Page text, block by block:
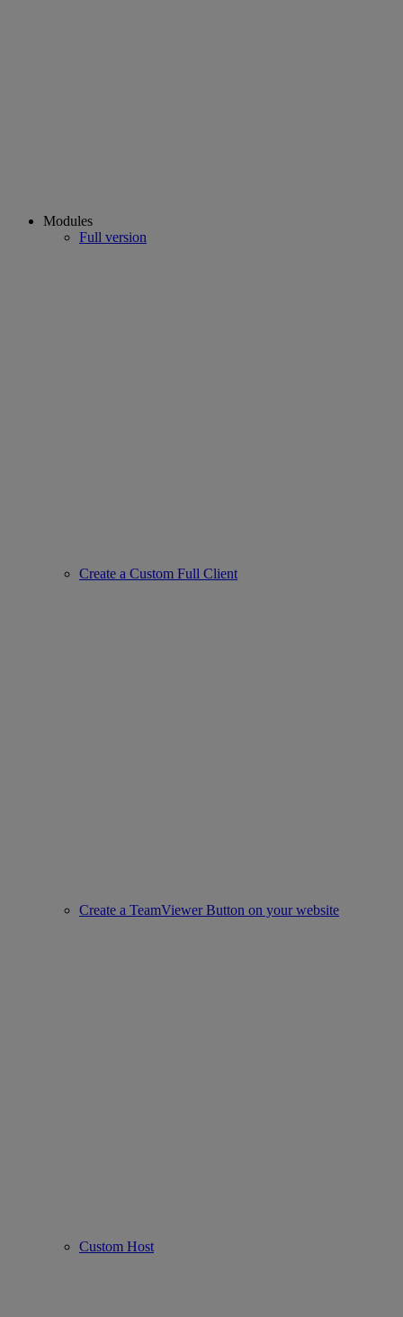
Modules
Full version
Create a Custom Full Client
Create a TeamViewer Button on your website
Custom Host